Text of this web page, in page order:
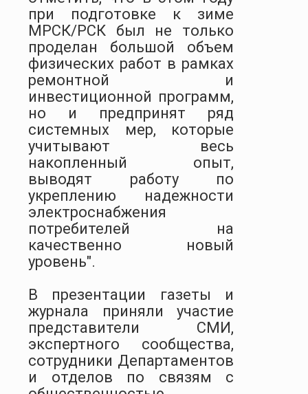
при подготовке к зиме
МРСК/РСК был не только
проделан большой объем
физических работ в рамках
ремонтной и
инвестиционной программ,
но и предпринят ряд
системных мер, которые
учитывают весь
накопленный опыт,
выводят работу по
укреплению надежности
электроснабжения
потребителей на
качественно новый
уровень".
В презентации газеты и
журнала приняли участие
представители СМИ,
экспертного сообщества,
сотрудники Департаментов
и отделов по связям с